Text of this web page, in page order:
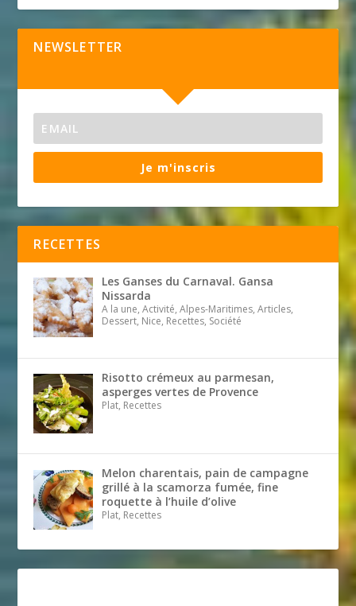
NEWSLETTER
Je m'inscris
RECETTES
Les Ganses du Carnaval. Gansa
Nissarda
A la une, Activité, Alpes-Maritimes, Articles,
Dessert, Nice, Recettes, Société
Risotto crémeux au parmesan,
asperges vertes de Provence
Plat, Recettes
Melon charentais, pain de campagne
grillé à la scamorza fumée, fine
roquette à l’huile d’olive
Plat, Recettes